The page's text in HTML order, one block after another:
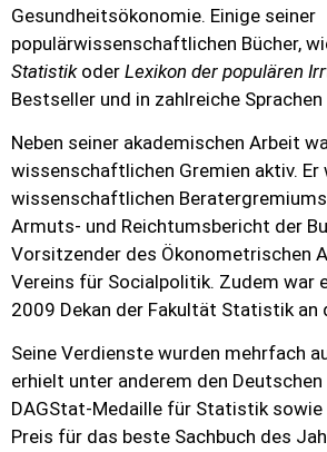
Gesundheitsökonomie. Einige seiner
populärwissenschaftlichen Bücher,
Statistikoder Lexikon der populären
Bestseller und in zahlreiche
Neben seiner akademischen Arbeit
wissenschaftlichen Gremien aktiv.
wissenschaftlichen
Armuts- und Reichtumsbericht der
Vorsitzender des Ökonometrischen
Vereins für Socialpolitik. Zudem war
2009 Dekan der Fakultät Statistik an
Seine Verdienste wurden mehrfach
erhielt unter anderem den Deutschen
DAGStat-Medaille für Statistik
Preis für das beste Sachbuch des